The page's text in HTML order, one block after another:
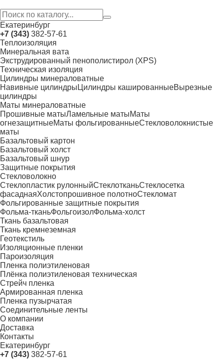
Екатеринбург
+7 (343) 382-57-61
Теплоизоляция
Минеральная вата
Экструдированный пенополистирол (XPS)
Техническая изоляция
Цилиндры минераловатные
Навивные цилиндры Цилиндры кашированныеВырезные
цилиндры
Маты минераловатные
Прошивные матыЛамельные матыМаты
огнезащитныеМаты фольгированныеСтекловолокнистые
маты
Базальтовый картон
Базальтовый холст
Базальтовый шнур
Защитные покрытия
Стекловолокно
Стеклопластик рулонныйСтеклотканьСтеклосетка
фасаднаяХолстопрошивное полотноСтекломат
Фольгированные защитные покрытия
Фольма-тканьФольгоизолФольма-холст
Ткань базальтовая
Ткань кремнеземная
Геотекстиль
Изоляционные пленки
Пароизоляция
Пленка полиэтиленовая
Плёнка полиэтиленовая техническая
Стрейч пленка
Армированная пленка
Пленка пузырчатая
Соединительные ленты
О компании
Доставка
Контакты
Екатеринбург
+7 (343) 382-57-61